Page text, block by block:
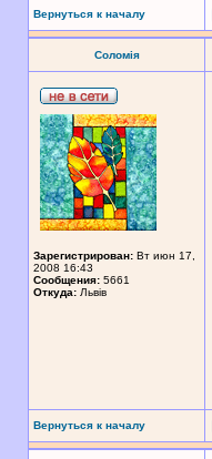
Вернуться к началу
Соломія
Зарегистрирован: Вт июн 17,
2008 16:43
Сообщения: 5661
Откуда: Львів
Вернуться к началу